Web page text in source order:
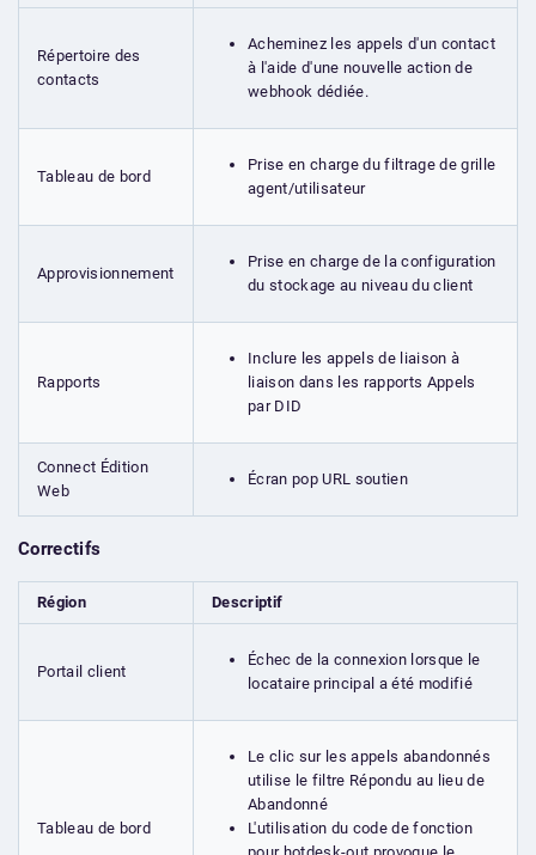
Répertoire des
contacts
Acheminez les appels d'un contact
à l'aide d'une nouvelle action de
webhook dédiée.
Tableau de bord
Prise en charge du filtrage de grille
agent/utilisateur
Approvisionnement
Prise en charge de la configuration
du stockage au niveau du client
Rapports
Inclure les appels de liaison à
liaison dans les rapports Appels
par DID
Connect Édition
Web
Écran pop URL soutien
Correctifs
Région Descriptif
Portail client
Échec de la connexion lorsque le
locataire principal a été modifié
Tableau de bord
Le clic sur les appels abandonnés
utilise le filtre Répondu au lieu de
Abandonné
L'utilisation du code de fonction